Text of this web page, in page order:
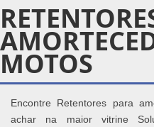
MOTOS
Encontre Retentores para
achar na maior vitrine